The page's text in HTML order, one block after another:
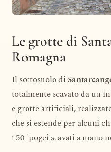
Le grotte di
Romagna
Il sottosuolo di
totalmente scavato da un
e grotte artificiali,
che si estende per alcuni
150 ipogei scavati a mano